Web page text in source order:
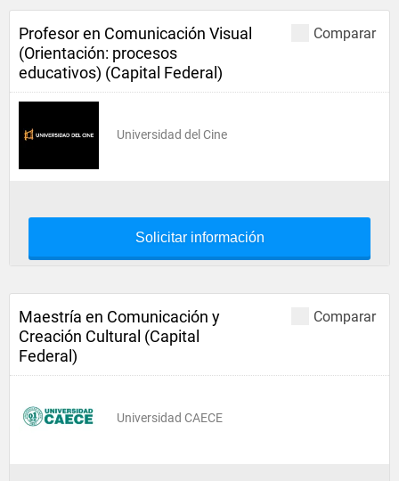
Comparar
Profesor en Comunicación Visual
(Orientación: procesos
educativos) (Capital Federal)
Universidad del Cine
Solicitar información
Comparar
Maestría en Comunicación y
Creación Cultural (Capital
Federal)
Universidad CAECE